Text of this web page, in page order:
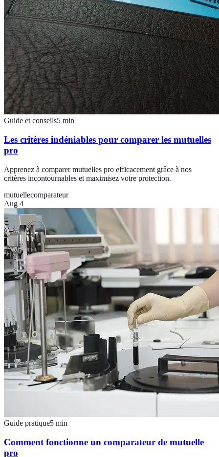
Guide et conseils5 min
Les critères indéniables pour comparer les mutuelles
pro
Apprenez à comparer mutuelles pro efficacement grâce à nos
critères incontournables et maximisez votre protection.
mutuellecomparateur
Aug 4
Guide pratique5 min
Comment fonctionne un comparateur de mutuelle
pro